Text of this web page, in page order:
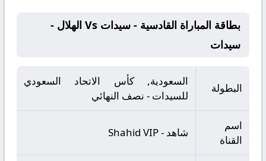
بطاقة المباراة القادسية - سيدات Vs الهلال -
سيدات
البطولة
السعودية, كأس الاتحاد السعودي
للسيدات - نصف النهائي
اسم
القناة
شاهد - Shahid VIP